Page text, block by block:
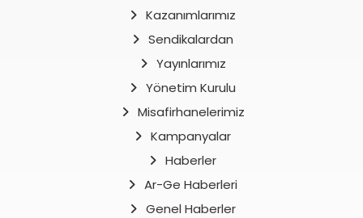
Kazanımlarımız
Sendikalardan
Yayınlarımız
Yönetim Kurulu
Misafirhanelerimiz
Kampanyalar
Haberler
Ar-Ge Haberleri
Genel Haberler